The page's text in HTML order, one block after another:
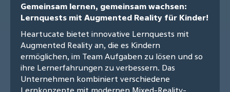
Gemeinsam lernen, gemeinsam wachsen:
Lernquests mit Augmented Reality für Kinder!
Heartucate bietet innovative Lernquests mit
Augmented Reality an, die es Kindern
ermöglichen, im Team Aufgaben zu lösen und so
ihre Lernerfahrungen zu verbessern. Das
Unternehmen kombiniert verschiedene